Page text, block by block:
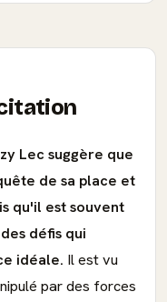
Lec suggère que
de sa place et
qu'il est souvent
défis qui
idéale. Il est vu
par des forces